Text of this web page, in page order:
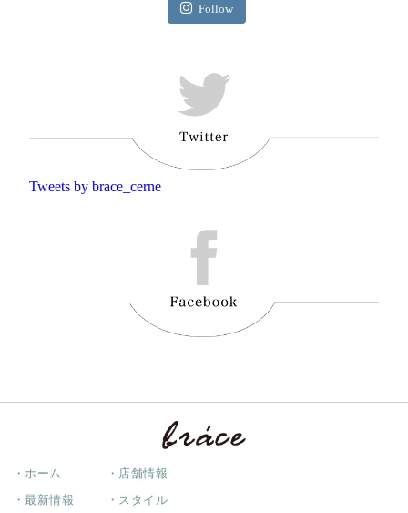
Follow
Tweets by brace_cerne
・ホーム ・店舗情報
・最新情報 ・スタイル